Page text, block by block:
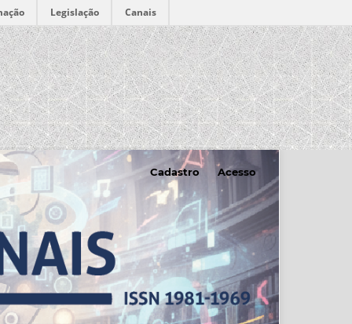
Legislação Canais
Cadastro Acesso